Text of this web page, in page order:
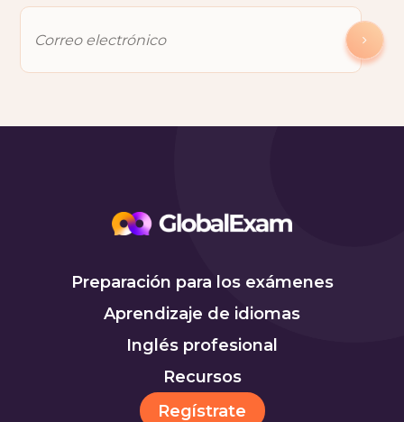
Preparación para los exámenes
Aprendizaje de idiomas
Inglés profesional
Recursos
Regístrate